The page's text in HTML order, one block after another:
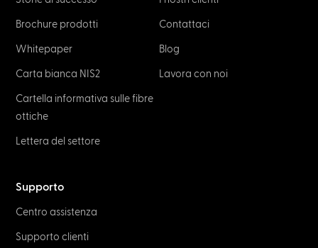
Brochure prodotti
Whitepaper
Carta bianca NIS2
Cartella informativa sulle fibre
ottiche
Lettera del settore
Contattaci
Blog
Lavora con noi
Supporto
Centro assistenza
Supporto clienti